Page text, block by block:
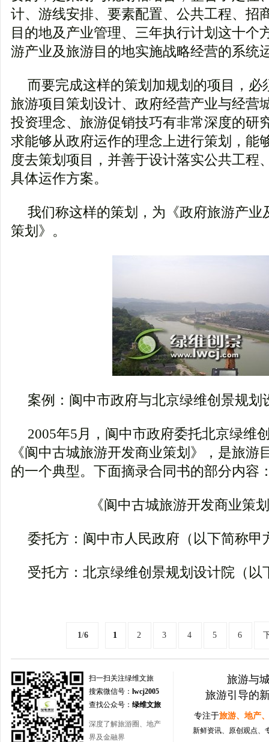
计、游线安排、要素配置、公共工程、招
目的地及产业管理、三年执行计划这十个
游产业及旅游目的地实施战略经营的系统
而要完成这样的策划加规划的项目，必
旅游项目策划设计、政府经营产业与经营
投资理念、旅游促销技巧有非常深度的研
求能够从政府运作的理念上进行策划，能
度去策划项目，并善于设计落实公共工程
具体运作方案。
我们称这样的策划，为《政府旅游产业
策划》。
案例：阆中市政府与北京绿维创景规
2005年5月，阆中市政府委托北京绿维
《阆中古城旅游开发商业策划》，是旅游
的一个典型。下面摘录合同书的部分内容
《阆中古城旅游开发商业策
委托方：阆中市人民政府（以下简称甲
受托方：北京绿维创景规划设计院（
1/6 1 2 3 4 5 6
扫一扫关注绿维文旅
搜索微信号： lwcj2005
查找公众号： 绿维文旅
深度了解旅游圈、地产
界及金融界
旅游与
旅游引导的
专注于旅游、地产
新鲜资讯、原创观点、